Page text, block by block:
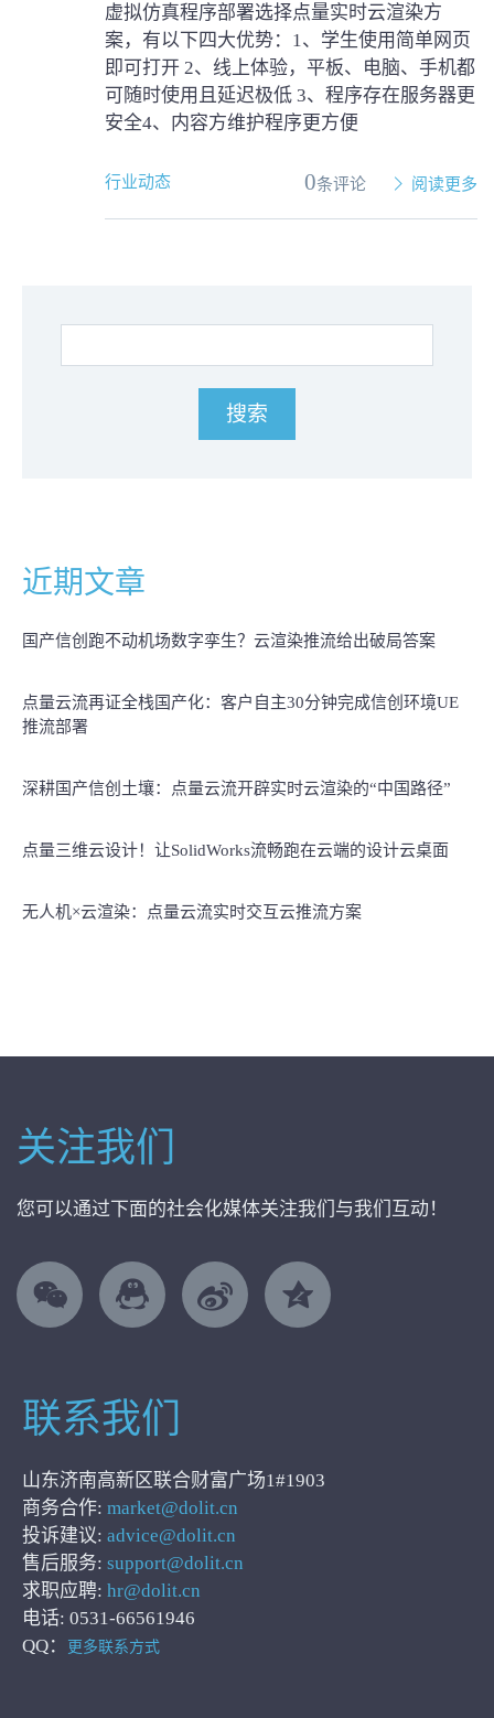
虚拟仿真程序部署选择点量实时云渲染方
案，有以下四大优势：1、学生使用简单网页
即可打开 2、线上体验，平板、电脑、手机都
可随时使用且延迟极低 3、程序存在服务器更
安全4、内容方维护程序更方便
行业动态 0条评论 阅读更多
近期文章
国产信创跑不动机场数字孪生？云渲染推流给出破局答案
点量云流再证全栈国产化：客户自主30分钟完成信创环境UE
推流部署
深耕国产信创土壤：点量云流开辟实时云渲染的“中国路径”
点量三维云设计！让SolidWorks流畅跑在云端的设计云桌面
无人机×云渲染：点量云流实时交互云推流方案
关注我们
您可以通过下面的社会化媒体关注我们与我们互动！
联系我们
山东济南高新区联合财富广场1#1903
商务合作: market@dolit.cn
投诉建议: advice@dolit.cn
售后服务: support@dolit.cn
求职应聘: hr@dolit.cn
电话: 0531-66561946
QQ：
更多联系方式